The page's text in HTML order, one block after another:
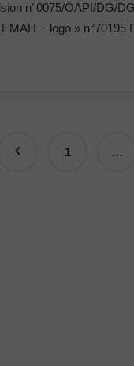
n°0075/OAPI/DG/
+ logo »
1 …